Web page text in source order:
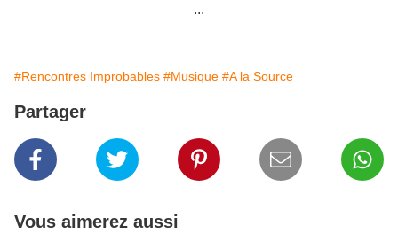
...
#Rencontres Improbables #Musique #A la Source
Partager
Vous aimerez aussi